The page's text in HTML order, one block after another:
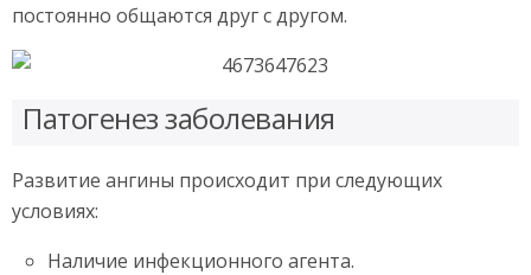
постоянно общаются друг с другом.
Патогенез заболевания
Развитие ангины происходит при следующих
условиях:
Наличие инфекционного агента.